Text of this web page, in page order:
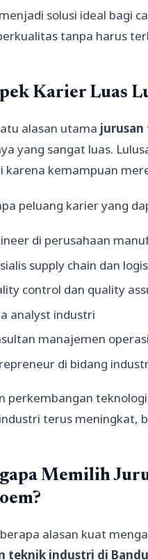
solusi ideal bagi
tanpa harus
Karier Luas
alasan utama
yang sangat luas.
karena kemampuan
peluang karier yang
di perusahaan
supply chain dan
control dan quality
analyst industri
manajemen
di bidang
perkembangan
terus meningkat,
Memilih
alasan kuat
teknik industri di